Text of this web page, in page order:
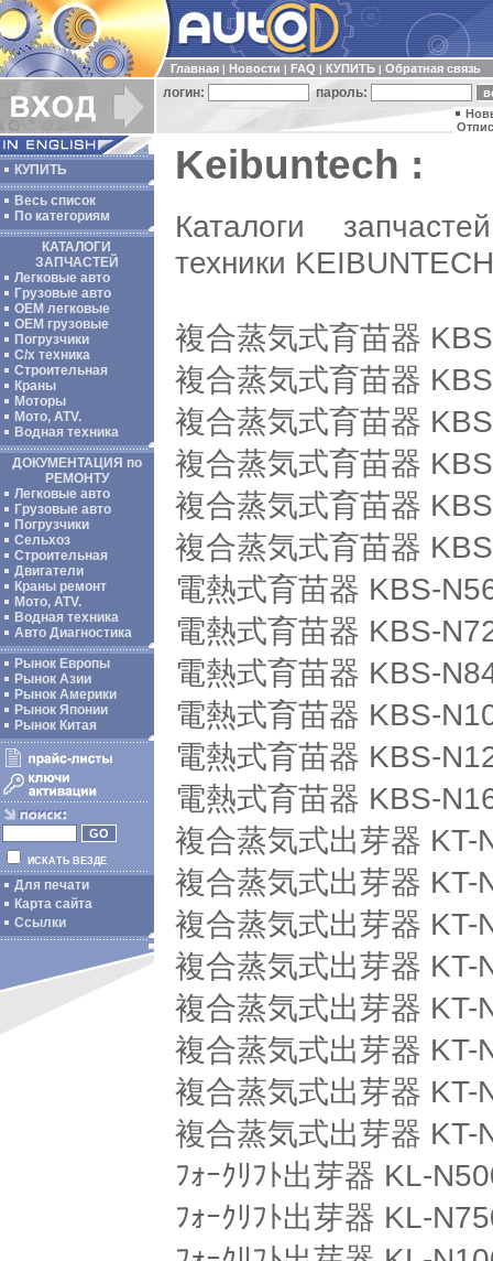
Главная Новости FAQ КУПИТЬ Обратная связь
логин: пароль:
КУПИТЬ
Весь список
По категориям
КАТАЛОГИ
ЗАПЧАСТЕЙ
Легковые авто
Грузовые авто
ОЕМ легковые
OEM грузовые
Погрузчики
С/х техника
Строительная
Краны
Моторы
Мото, ATV.
Водная техника
ДОКУМЕНТАЦИЯ по
РЕМОНТУ
Легковые авто
Грузовые авто
Погрузчики
Сельхоз
Строительная
Двигатели
Краны ремонт
Мото, ATV.
Водная техника
Авто Диагностика
Рынок Европы
Рынок Азии
Рынок Америки
Рынок Японии
Рынок Китая
ИСКАТЬ ВЕЗДЕ
Для печати
Карта сайта
Ссылки
Keibuntech :
Каталоги
техники
複合蒸気式育苗器
複合蒸気式育苗器
複合蒸気式育苗器
複合蒸気式育苗器
複合蒸気式育苗器
複合蒸気式育苗器
電熱式育苗器 KBS-
電熱式育苗器 KBS-
電熱式育苗器 KBS-
電熱式育苗器 KBS-
電熱式育苗器 KBS-
電熱式育苗器 KBS-
複合蒸気式出芽器 KT-
複合蒸気式出芽器 KT-
複合蒸気式出芽器 KT-
複合蒸気式出芽器 KT-
複合蒸気式出芽器 KT-
複合蒸気式出芽器 KT-
複合蒸気式出芽器 KT-
複合蒸気式出芽器 KT-
ﾌｫｰｸﾘﾌﾄ出芽器 KL-
ﾌｫｰｸﾘﾌﾄ出芽器 KL-